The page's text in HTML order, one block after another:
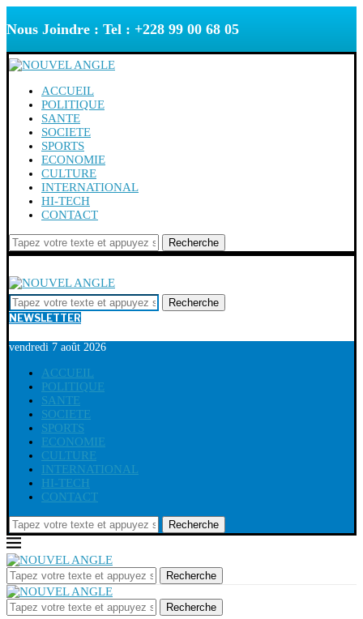
Nous Joindre : Tel : +228 99 00 68 05
ACCUEIL
POLITIQUE
SANTE
SOCIETE
SPORTS
ECONOMIE
CULTURE
INTERNATIONAL
HI-TECH
CONTACT
Recherche
Recherche
NEWSLETTER
vendredi 7 août 2026
ACCUEIL
POLITIQUE
SANTE
SOCIETE
SPORTS
ECONOMIE
CULTURE
INTERNATIONAL
HI-TECH
CONTACT
Recherche
Recherche
Recherche